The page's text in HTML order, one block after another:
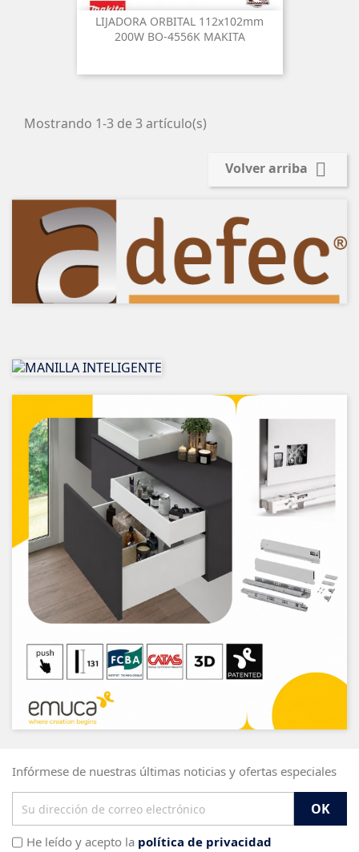
LIJADORA ORBITAL 112x102mm
200W BO-4556K MAKITA
Mostrando 1-3 de 3 artículo(s)
Volver arriba 
Infórmese de nuestras últimas noticias y ofertas especiales
He leído y acepto la política de privacidad